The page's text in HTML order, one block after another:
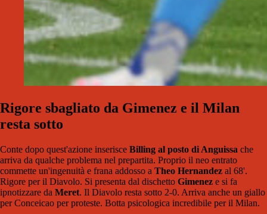
Rigore sbagliato da Gimenez e il Milan
resta sotto
Conte dopo quest'azione inserisce Billing al posto di Anguissa che
arriva da qualche problema nel prepartita. Proprio il neo entrato
commette un'ingenuità e frana addosso a Theo Hernandez al 68'.
Rigore per il Diavolo. Si presenta dal dischetto Gimenez e si fa
ipnotizzare da Meret. Il Diavolo resta sotto 2-0. Arriva anche un giallo
per Conceicao per proteste. Botta psicologica incredibile per il Milan.